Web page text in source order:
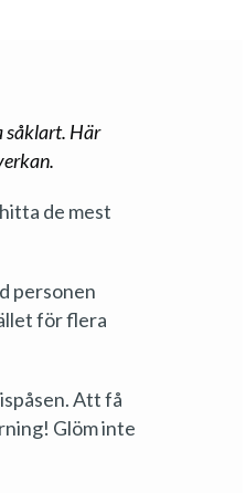
såklart. Här
de mest
personen
för flera
Att få
Glöm inte